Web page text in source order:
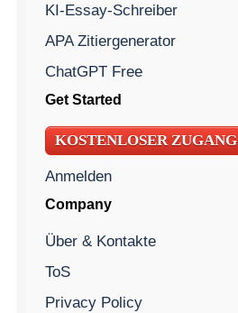
KI-Essay-Schreiber
APA Zitiergenerator
ChatGPT Free
Get Started
KOSTENLOSER ZUGANG
Anmelden
Company
Über & Kontakte
ToS
Privacy Policy